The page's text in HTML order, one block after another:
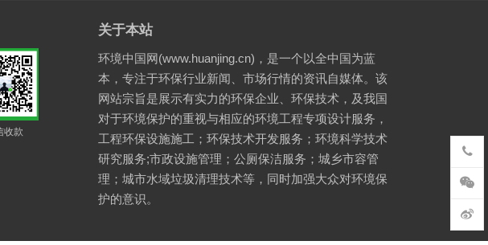
收款
关于本站
环境中国网(www.huanjing.cn)，是一个以全中国为蓝
本，专注于环保行业新闻、市场行情的资讯自媒体。该
网站宗旨是展示有实力的环保企业、环保技术，及我国
对于环境保护的重视与相应的环境工程专项设计服务，
工程环保设施施工；环保技术开发服务；环境科学技术
研究服务;市政设施管理；公厕保洁服务；城乡市容管
理；城市水域垃圾清理技术等，同时加强大众对环境保
护的意识。